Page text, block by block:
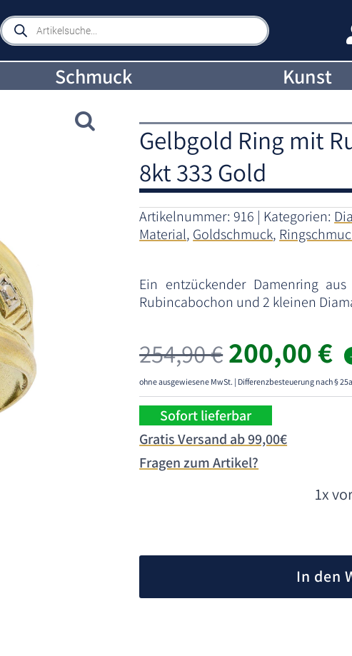
Products
search
Schmuck Kunst
Gelbgold Ring mit
8kt 333 Gold
Artikelnummer:916 Kategorien:
Material, Goldschmuck,
Ein entzückender Damenring
Rubincabochon und 2 kleinen
254,90€Preis
war:
254,90 €
200,00€
ohne ausgewiesene MwSt. | Differenzbesteuerung nach §
Sofort lieferbar
Gratis Versand ab 99,00€
Fragen zum Artikel?
1x
In den